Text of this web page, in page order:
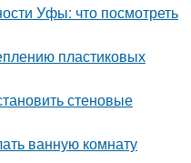
Уфы: что посмотреть
пластиковых
стеновые
ванную комнату